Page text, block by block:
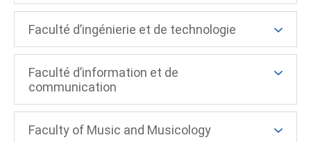
Faculté d’ingénierie et de technologie
Faculté d’information et de
communication
Faculty of Music and Musicology